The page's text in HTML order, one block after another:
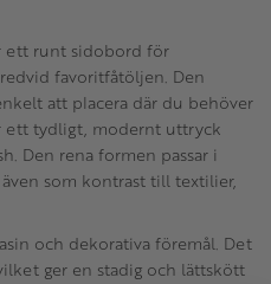
ett runt sidobord för
favoritfåtöljen. Den
att placera där du behöver
ett tydligt, modernt uttryck
Den rena formen passar i
som kontrast till textilier,
och dekorativa föremål. Det
ger en stadig och lättskött